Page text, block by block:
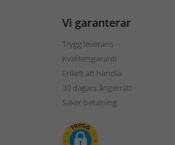
Vi garanterar
Trygg leverans
Kvalitetsgaranti
Enkelt att handla
30 dagars ångerrätt
Säker betalning